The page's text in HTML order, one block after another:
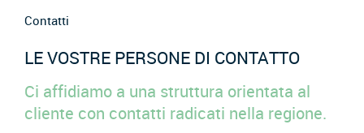
Contatti
LE VOSTRE PERSONE DI CONTATTO
Ci affidiamo a una struttura orientata al
cliente con contatti radicati nella regione.